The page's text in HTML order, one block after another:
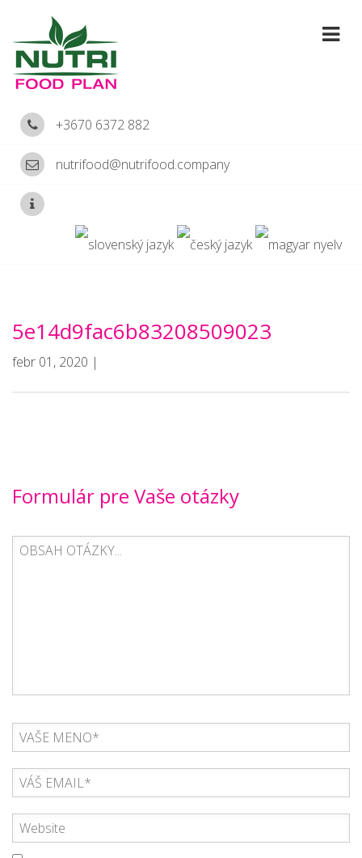
+3670 6372 882
nutrifood@nutrifood.company
5e14d9fac6b83208509023
febr 01, 2020 |
Formulár pre Vaše otázky